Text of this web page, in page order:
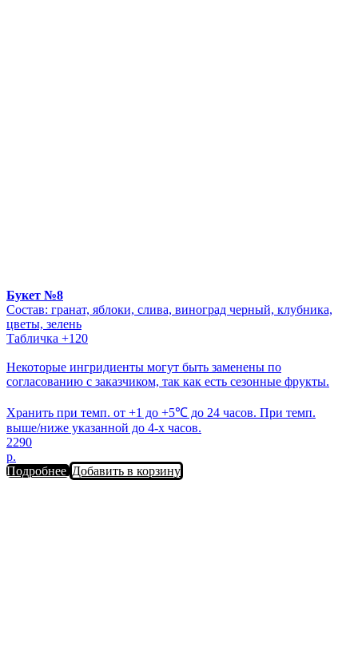
Букет №8
Состав: гранат, яблоки, слива, виноград черный, клубника,
цветы, зелень
Табличка +120
Некоторые ингридиенты могут быть заменены по
согласованию с заказчиком, так как есть сезонные фрукты.
Хранить при темп. от +1 до +5℃ до 24 часов. При темп.
выше/ниже указанной до 4-х часов.
2290
р.
Подробнее Добавить в корзину